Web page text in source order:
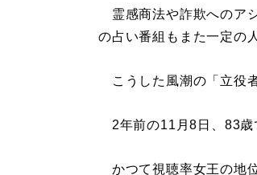
霊感商法や詐欺へのア
の占い番組もまた一定の
こうした風潮の「立役
2年前の11月8日、83歳
かつて視聴率女王の地